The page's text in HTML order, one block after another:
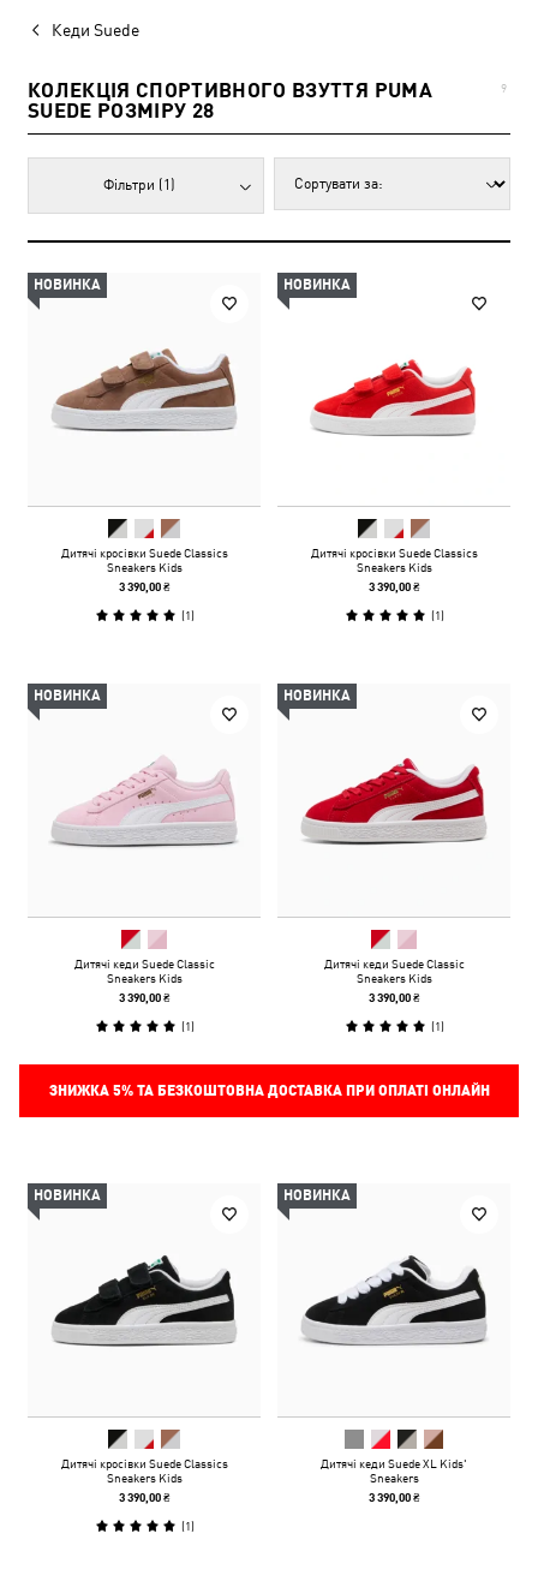
Кеди Suede
КОЛЕКЦІЯ СПОРТИВНОГО ВЗУТТЯ PUMA
SUEDE РОЗМІРУ 28
9
Фільтри (1)
НОВИНКА
Дитячі кросівки Suede Classics
Sneakers Kids
3 390,00 ₴
(1)
НОВИНКА
Дитячі кросівки Suede Classics
Sneakers Kids
3 390,00 ₴
(1)
НОВИНКА
Дитячі кеди Suede Classic
Sneakers Kids
3 390,00 ₴
(1)
НОВИНКА
Дитячі кеди Suede Classic
Sneakers Kids
3 390,00 ₴
(1)
ЗНИЖКА 5%ТА БЕЗКОШТОВНА ДОСТАВКА ПРИ ОПЛАТІ ОНЛАЙН
НОВИНКА
Дитячі кросівки Suede Classics
Sneakers Kids
3 390,00 ₴
(1)
НОВИНКА
Дитячі кеди Suede XL Kids'
Sneakers
3 390,00 ₴